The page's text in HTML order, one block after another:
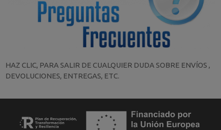
HAZ CLIC, PARA SALIR DE CUALQUIER DUDA SOBRE ENVÍOS ,
DEVOLUCIONES, ENTREGAS, ETC.